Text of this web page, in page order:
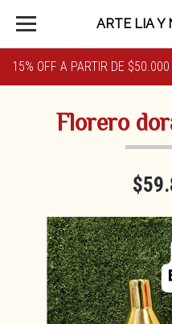
15% OFF A PARTIR DE $50.000
ARTE LIA Y
Florero